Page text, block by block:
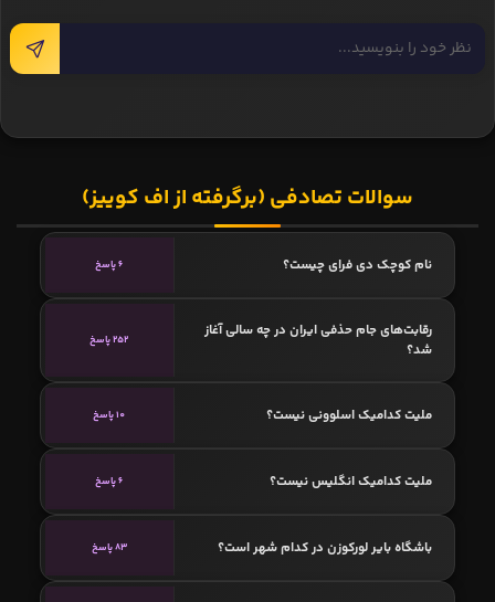
سوالات تصادفی (برگرفته از اف کوییز)
نام کوچک دی فرای چیست؟ 6 پاسخ
رقابت‌های جام حذفی ایران در چه سالی آغاز
شد؟
252 پاسخ
ملیت کدامیک اسلوونی نیست؟ 10 پاسخ
ملیت کدامیک انگلیس نیست؟ 6 پاسخ
باشگاه بایر لورکوزن در کدام شهر است؟ 83 پاسخ